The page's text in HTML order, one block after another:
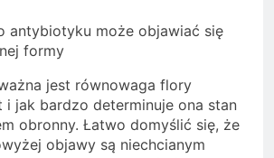
jest równowaga flory
i jak bardzo determinuje ona stan
obronny. Łatwo domyślić się, że
objawy są niechcianym